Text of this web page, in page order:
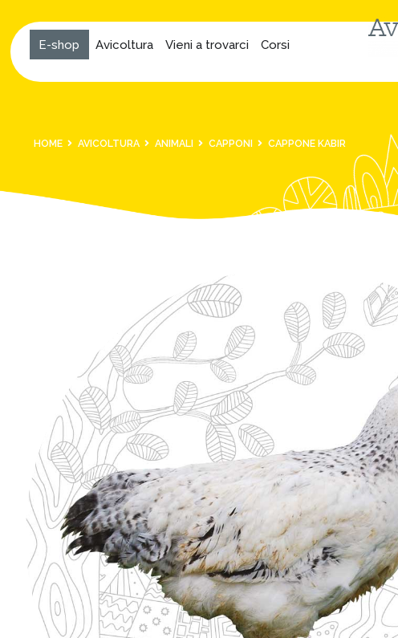
E-shop Avicoltura Vieni a trovarci Corsi
HOME AVICOLTURA ANIMALI CAPPONI CAPPONE KABIR